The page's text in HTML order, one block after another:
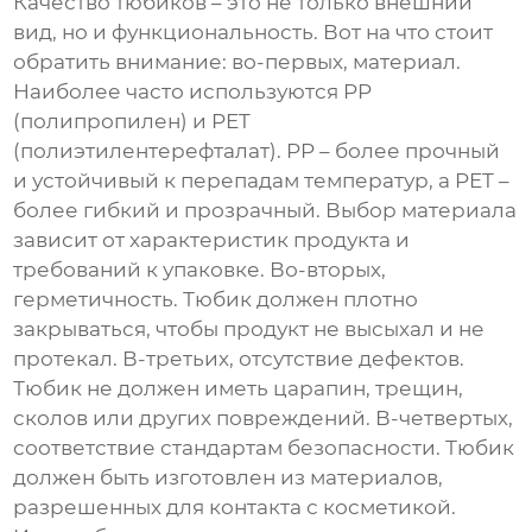
вид, но и функциональность. Вот на что стоит
обратить внимание: во-первых, материал.
Наиболее часто используются PP
(полипропилен) и PET
(полиэтилентерефталат). PP – более прочный
и устойчивый к перепадам температур, а PET –
более гибкий и прозрачный. Выбор материала
зависит от характеристик продукта и
требований к упаковке. Во-вторых,
герметичность. Тюбик должен плотно
закрываться, чтобы продукт не высыхал и не
протекал. В-третьих, отсутствие дефектов.
Тюбик не должен иметь царапин, трещин,
сколов или других повреждений. В-четвертых,
соответствие стандартам безопасности. Тюбик
должен быть изготовлен из материалов,
разрешенных для контакта с косметикой.